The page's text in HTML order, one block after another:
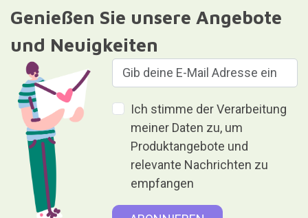
Genießen Sie unsere Angebote
und Neuigkeiten
Ich stimme der Verarbeitung
meiner Daten zu, um
Produktangebote und
relevante Nachrichten zu
empfangen